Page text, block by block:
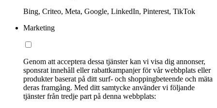
Bing, Criteo, Meta, Google, LinkedIn, Pinterest, TikTok
Marketing
Genom att acceptera dessa tjänster kan vi visa dig annonser,
sponsrat innehåll eller rabattkampanjer för vår webbplats eller
produkter baserat på ditt surf- och shoppingbeteende och mäta
deras framgång. Med ditt samtycke använder vi följande
tjänster från tredje part på denna webbplats: